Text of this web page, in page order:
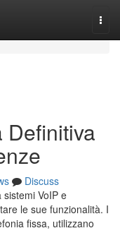
Definitiva
Discuss
VoIP e
le sue funzionalità. I
fissa, utilizzano